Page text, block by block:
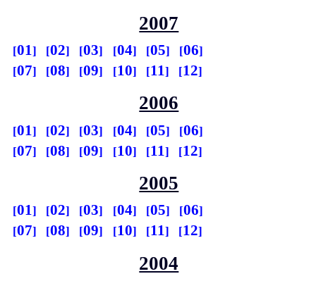
2007
01 02 03 04 05
06
07
08 09 10 11 12
2006
01 02 03 04 05
06
07
08 09 10 11 12
2005
01 02 03 04 05
06
07
08 09 10 11 12
2004